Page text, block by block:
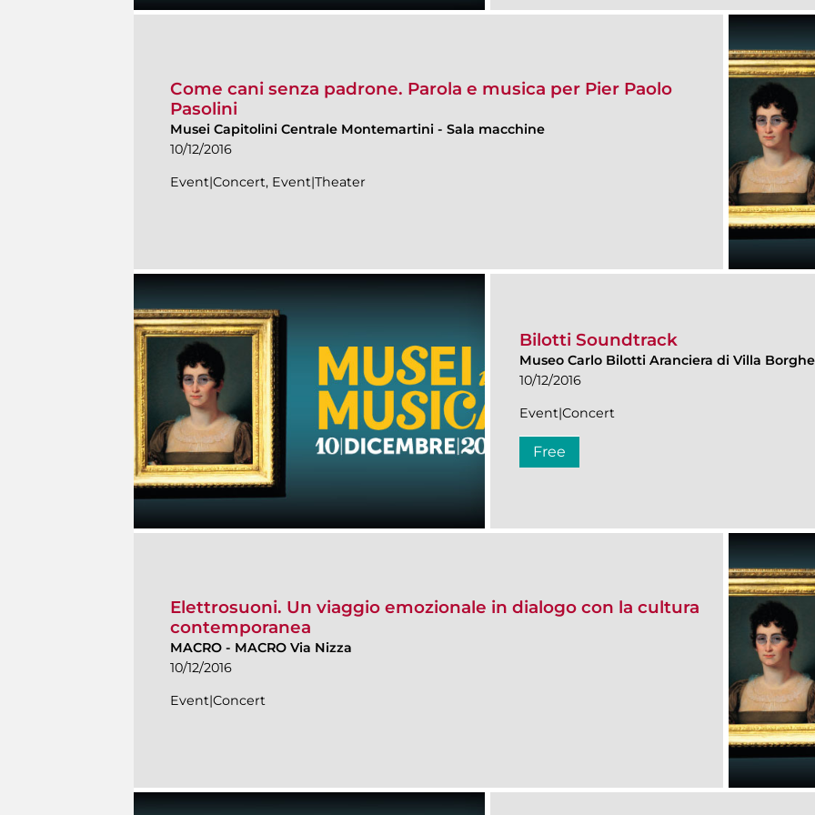
Come cani senza padrone. Parola e musica per Pier Paolo
Pasolini
Musei Capitolini Centrale Montemartini - Sala macchine
10/12/2016
Event|Concert, Event|Theater
Bilotti Soundtrack
Museo Carlo Bilotti Aranciera di Villa
10/12/2016
Event|Concert
Free
Elettrosuoni. Un viaggio emozionale in dialogo con la cultura
contemporanea
MACRO - MACRO Via Nizza
10/12/2016
Event|Concert